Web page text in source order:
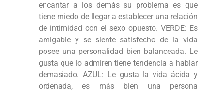
encantar a los demás su problema es que
tiene miedo de llegar a establecer una relación
de intimidad con el sexo opuesto. VERDE: Es
amigable y se siente satisfecho de la vida
posee una personalidad bien balanceada. Le
gusta que lo admiren tiene tendencia a hablar
demasiado. AZUL: Le gusta la vida ácida y
ordenada, es más bien una persona